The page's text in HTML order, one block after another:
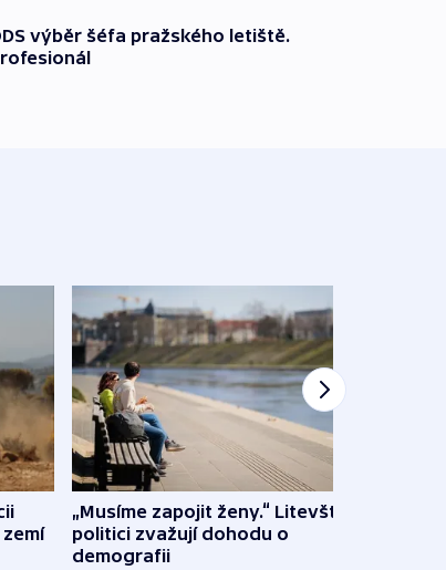
výběr šéfa pražského letiště.
„Musíme zapojit ženy.“ Litevští
politici zvažují dohodu o
demografii